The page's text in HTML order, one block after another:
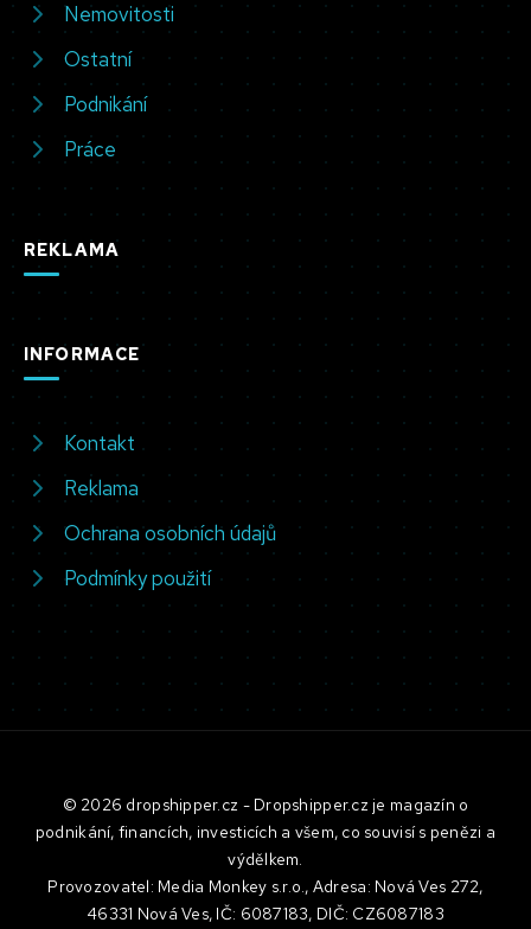
Nemovitosti
Ostatní
Podnikání
Práce
REKLAMA
INFORMACE
Kontakt
Reklama
Ochrana osobních údajů
Podmínky použití
© 2026 dropshipper.cz - Dropshipper.cz je magazín o
podnikání, financích, investicích a všem, co souvisí s penězi a
výdělkem.
Provozovatel: Media Monkey s.r.o., Adresa: Nová Ves 272,
46331 Nová Ves, IČ: 6087183, DIČ: CZ6087183